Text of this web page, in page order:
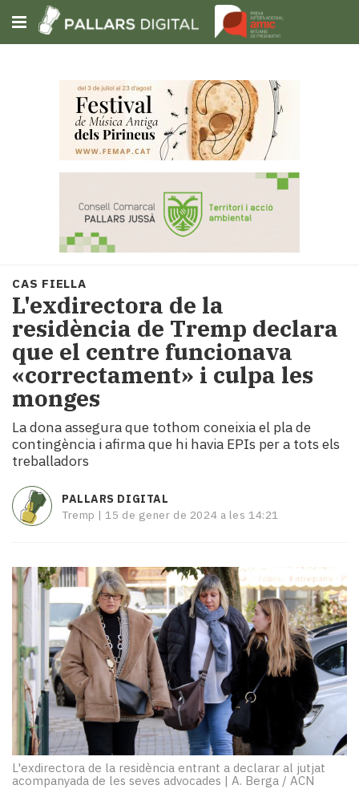
Subscriu-t'hi
Portada
Societat
Política
i
municipis
Economia
i
turisme
Cultura
Esports
Mai
tant!
TV
i
mitjans
Reportatges
Entrevistes
Enquestes
escena!
Dis
la
teva!
Subscriptors
La
newsletter
del
CAS FIELLA
L'exdirectora de la
residència de Tremp declara
que el centre funcionava
«correctament» i culpa les
monges
La dona assegura que tothom coneixia el pla de
contingència i afirma que hi havia EPIs per a tots els
treballadors
PALLARS DIGITAL
Tremp | 15 de gener de 2024 a les 14:21
L'exdirectora de la residència entrant a declarar al jutjat
acompanyada de les seves advocades | A. Berga / ACN